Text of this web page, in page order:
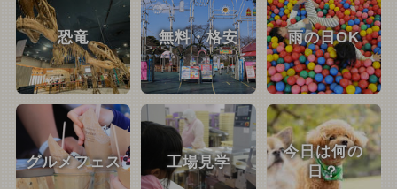
恐竜 無料・格安 雨の日OK
グルメフェス 工場見学
今日は何の
日？